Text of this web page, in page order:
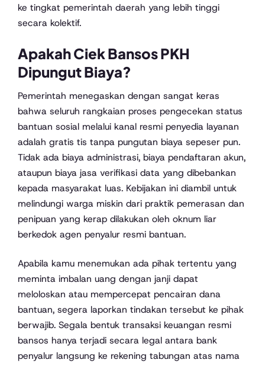
ke tingkat pemerintah daerah yang lebih tinggi
secara kolektif.
Apakah Ciek Bansos PKH
Dipungut Biaya?
Pemerintah menegaskan dengan sangat keras
bahwa seluruh rangkaian proses pengecekan status
bantuan sosial melalui kanal resmi penyedia layanan
adalah gratis tis tanpa pungutan biaya sepeser pun.
Tidak ada biaya administrasi, biaya pendaftaran akun,
ataupun biaya jasa verifikasi data yang dibebankan
kepada masyarakat luas. Kebijakan ini diambil untuk
melindungi warga miskin dari praktik pemerasan dan
penipuan yang kerap dilakukan oleh oknum liar
berkedok agen penyalur resmi bantuan.
Apabila kamu menemukan ada pihak tertentu yang
meminta imbalan uang dengan janji dapat
meloloskan atau mempercepat pencairan dana
bantuan, segera laporkan tindakan tersebut ke pihak
berwajib. Segala bentuk transaksi keuangan resmi
bansos hanya terjadi secara legal antara bank
penyalur langsung ke rekening tabungan atas nama